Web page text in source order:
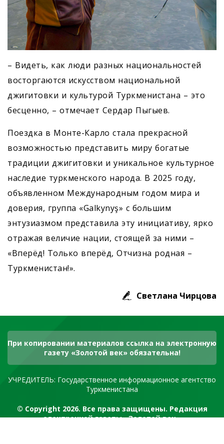
– Видеть, как люди разных национальностей
восторгаются искусством национальной
джигитовки и культурой Туркменистана – это
бесценно, – отмечает Сердар Пыгыев.
Поездка в Монте-Карло стала прекрасной
возможностью представить миру богатые
традиции джигитовки и уникальное культурное
наследие туркменского народа. В 2025 году,
объявленном Международным годом мира и
доверия, группа «Galkynyş» с большим
энтузиазмом представила эту инициативу, ярко
отражая величие нации, стоящей за ними –
«Вперёд! Только вперёд, Отчизна родная –
Туркменистан!».
Светлана Чирцова
При копировании материалов ссылка на электронную
газету «Золотой век» обязательна!
УЧРЕДИТЕЛЬ: Государственное информационное агентство
Туркменистана
© Copyright 2026. Все права защищены. Редакция
электронной газеты «Золотой век»